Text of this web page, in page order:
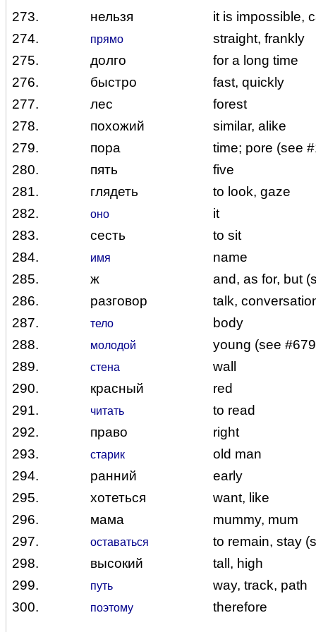
273.
нельзя
it is impossible,
274.
прямо
straight, frankly
275.
долго
for a long time
276.
быстро
fast, quickly
277.
лес
forest
278.
похожий
similar, alike
279.
пора
time; pore (see
280.
пять
five
281.
глядеть
to look, gaze
282.
оно
it
283.
сесть
to sit
284.
имя
name
285.
ж
and, as for, but
286.
разговор
talk,
287.
тело
body
288.
молодой
young (see
289.
стена
wall
290.
красный
red
291.
читать
to read
292.
право
right
293.
старик
old man
294.
ранний
early
295.
хотеться
want, like
296.
мама
mummy, mum
297.
оставаться
to remain, stay
298.
высокий
tall, high
299.
путь
way, track, path
300.
поэтому therefore